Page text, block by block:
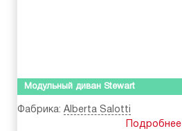
Модульный диван Stewart
Фабрика: Alberta Salotti
Подробнее